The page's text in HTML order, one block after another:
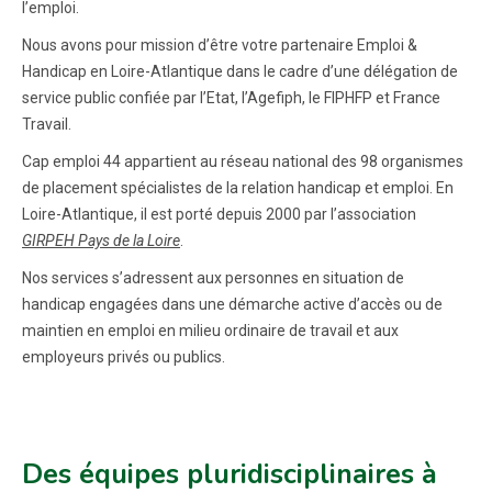
l’emploi.
Nous avons pour mission d’être votre partenaire Emploi &
Handicap en Loire-Atlantique dans le cadre d’une délégation de
service public confiée par l’Etat, l’Agefiph, le FIPHFP et France
Travail.
Cap emploi 44 appartient au réseau national des 98 organismes
de placement spécialistes de la relation handicap et emploi. En
Loire-Atlantique, il est porté depuis 2000 par l’association
GIRPEH Pays de la Loire
Nos services s’adressent aux personnes en situation de
handicap engagées dans une démarche active d’accès ou de
maintien en emploi en milieu ordinaire de travail et aux
employeurs privés ou publics.
Des équipes pluridisciplinaires à